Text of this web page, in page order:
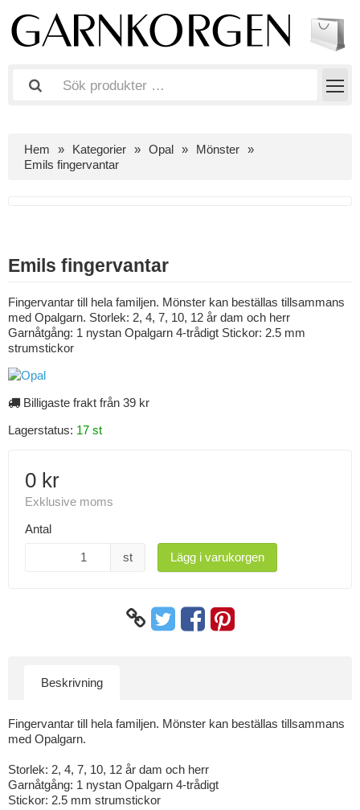
Hem Kategorier Opal
Mönster
Emils fingervantar
Emils fingervantar
Fingervantar till hela familjen. Mönster kan beställas tillsammans
med Opalgarn. Storlek: 2, 4, 7, 10, 12 år dam och herr
Garnåtgång: 1 nystan Opalgarn 4-trådigt Stickor: 2.5 mm
strumstickor
Billigaste frakt från 39 kr
Lagerstatus: 17 st
0 kr
Exklusive moms
Antal
st Lägg i varukorgen
Beskrivning
Fingervantar till hela familjen. Mönster kan beställas tillsammans
med Opalgarn.
Storlek: 2, 4, 7, 10, 12 år dam och herr
Garnåtgång: 1 nystan Opalgarn 4-trådigt
Stickor: 2.5 mm strumstickor